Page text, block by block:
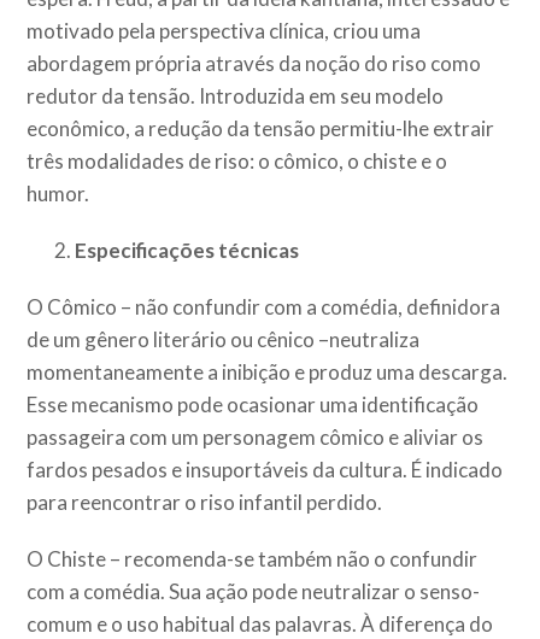
motivado pela perspectiva clínica, criou uma
abordagem própria através da noção do riso como
redutor da tensão. Introduzida em seu modelo
econômico, a redução da tensão permitiu-lhe extrair
três modalidades de riso: o cômico, o chiste e o
humor.
Especificações técnicas
O Cômico – não confundir com a comédia, definidora
de um gênero literário ou cênico –neutraliza
momentaneamente a inibição e produz uma descarga.
Esse mecanismo pode ocasionar uma identificação
passageira com um personagem cômico e aliviar os
fardos pesados e insuportáveis da cultura. É indicado
para reencontrar o riso infantil perdido.
O Chiste – recomenda-se também não o confundir
com a comédia. Sua ação pode neutralizar o senso-
comum e o uso habitual das palavras. À diferença do